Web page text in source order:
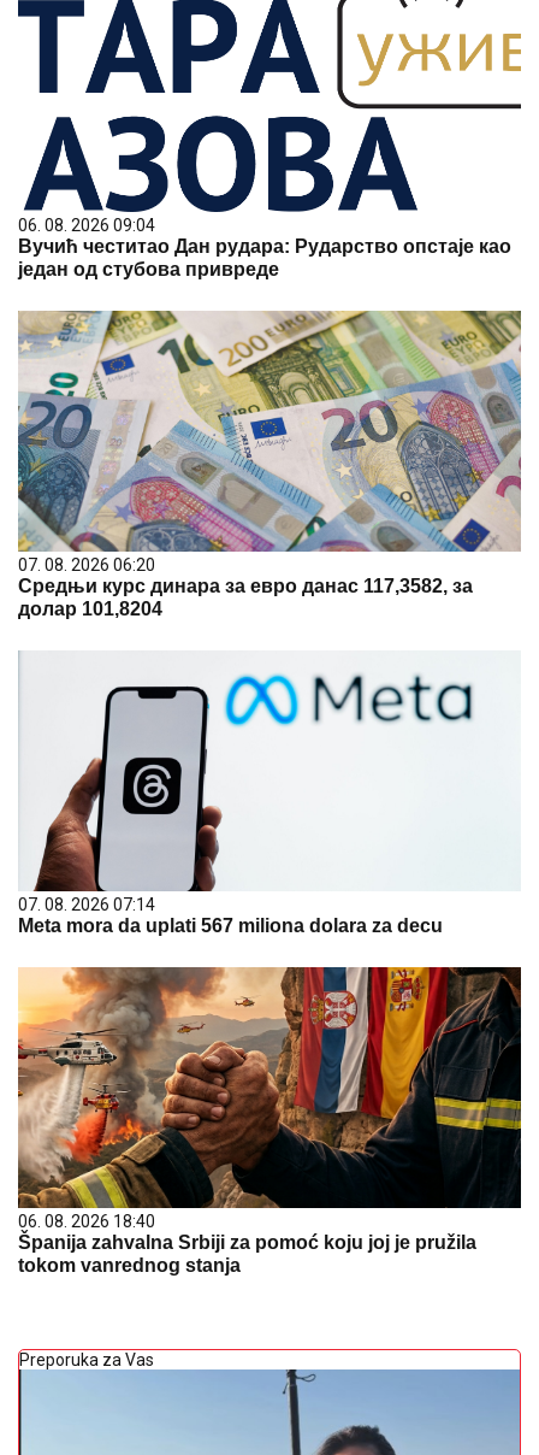
06. 08. 2026 09:04
Вучић честитао Дан рудара: Рударство опстаје као
један од стубова привреде
07. 08. 2026 06:20
Средњи курс динара за евро данас 117,3582, за
долар 101,8204
07. 08. 2026 07:14
Meta mora da uplati 567 miliona dolara za decu
06. 08. 2026 18:40
Španija zahvalna Srbiji za pomoć koju joj je pružila
tokom vanrednog stanja
Preporuka za Vas